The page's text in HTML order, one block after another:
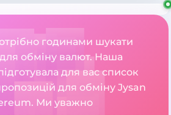
годинами шукати
обміну валют. Наша
для вас список
для обміну Jysan
Ми уважно